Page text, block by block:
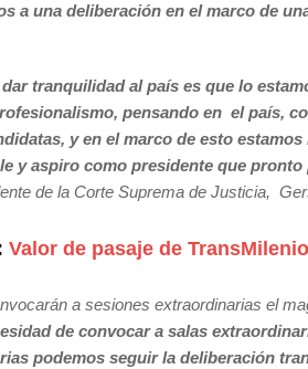
a una deliberación en el marco de
tranquilidad al país es que lo
pensando en el país,
y en el marco de esto
y aspiro como presidente que
de la Corte Suprema de Justicia,
Valor de pasaje de
a sesiones extraordinarias el
de convocar a salas
podemos seguir la deliberación